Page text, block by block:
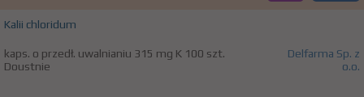
Kalii chloridum
kaps. o przedł. uwalnianiu 315 mg K 100 szt.
Doustnie
Delfarma Sp. z
o.o.